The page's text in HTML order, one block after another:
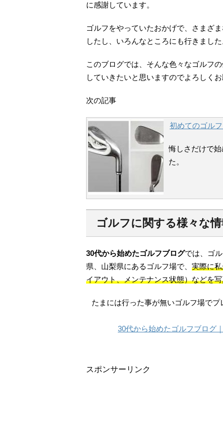
に感謝しています。
ゴルフをやっていたおかげで、さまざ
したし、いろんなところにも行きました
このブログでは、そんな色々なゴルフ
していきたいと思いますのでよろしくお
次の記事
初めてのゴル
悔しさだけで
た。
ゴルフに関する様々な情
30代から始めたゴルフブログでは、ゴ
県、山梨県にあるゴルフ場で、 実際に
イアウト、メンテナンス状態）などを
たまには行った事が無いゴルフ場で
30代から始めたゴルフブログ